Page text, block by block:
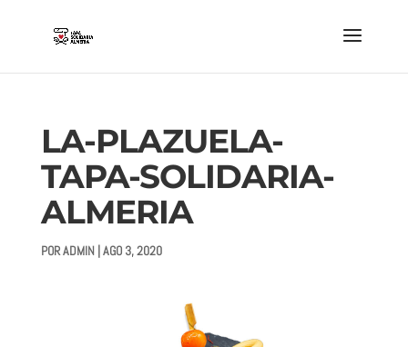
LA-PLAZUELA-
TAPA-SOLIDARIA-
ALMERIA
PORADMIN|AGO 3, 2020